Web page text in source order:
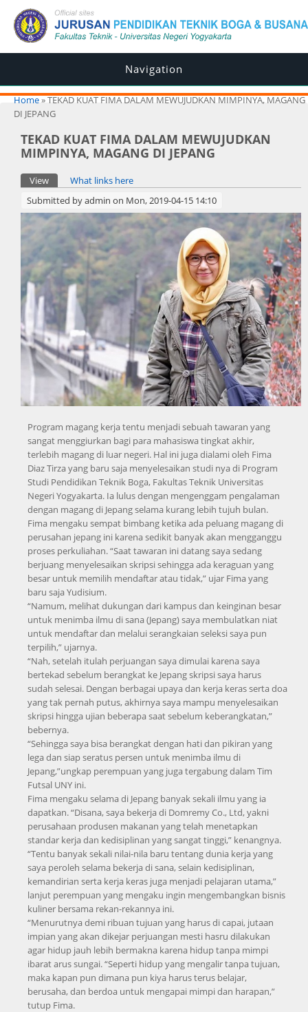
Navigation
You are here
Home» TEKAD KUAT FIMA DALAM MEWUJUDKAN MIMPINYA, MAGANG
DI JEPANG
TEKAD KUAT FIMA DALAM MEWUJUDKAN
MIMPINYA, MAGANG DI JEPANG
Primary tabs
View (active tab)
What links here
Submitted byadmin on Mon, 2019-04-15 14:10
Program magang kerja tentu menjadi sebuah tawaran yang
sangat menggiurkan bagi para mahasiswa tingkat akhir,
terlebih magang di luar negeri. Hal ini juga dialami oleh Fima
Diaz Tirza yang baru saja menyelesaikan studi nya di Program
Studi Pendidikan Teknik Boga, Fakultas Teknik Universitas
Negeri Yogyakarta. Ia lulus dengan mengenggam pengalaman
dengan magang di Jepang selama kurang lebih tujuh bulan.
Fima mengaku sempat bimbang ketika ada peluang magang di
perusahan jepang ini karena sedikit banyak akan mengganggu
proses perkuliahan. “Saat tawaran ini datang saya sedang
berjuang menyelesaikan skripsi sehingga ada keraguan yang
besar untuk memilih mendaftar atau tidak,” ujar Fima yang
baru saja Yudisium.
“Namum, melihat dukungan dari kampus dan keinginan besar
untuk menimba ilmu di sana (Jepang) saya membulatkan niat
untuk mendaftar dan melalui serangkaian seleksi saya pun
terpilih,” ujarnya.
“Nah, setelah itulah perjuangan saya dimulai karena saya
bertekad sebelum berangkat ke Jepang skripsi saya harus
sudah selesai. Dengan berbagai upaya dan kerja keras serta doa
yang tak pernah putus, akhirnya saya mampu menyelesaikan
skripsi hingga ujian beberapa saat sebelum keberangkatan,”
bebernya.
“Sehingga saya bisa berangkat dengan hati dan pikiran yang
lega dan siap seratus persen untuk menimba ilmu di
Jepang,”ungkap perempuan yang juga tergabung dalam Tim
Futsal UNY ini.
Fima mengaku selama di Jepang banyak sekali ilmu yang ia
dapatkan. “Disana, saya bekerja di Domremy Co., Ltd, yakni
perusahaan produsen makanan yang telah menetapkan
standar kerja dan kedisiplinan yang sangat tinggi,” kenangnya.
“Tentu banyak sekali nilai-nila baru tentang dunia kerja yang
saya peroleh selama bekerja di sana, selain kedisiplinan,
kemandirian serta kerja keras juga menjadi pelajaran utama,”
lanjut perempuan yang mengaku ingin mengembangkan bisnis
kuliner bersama rekan-rekannya ini.
“Menurutnya demi ribuan tujuan yang harus di capai, jutaan
impian yang akan dikejar perjuangan mesti hasru dilakukan
agar hidup jauh lebih bermakna karena hidup tanpa mimpi
ibarat arus sungai. “Seperti hidup yang mengalir tanpa tujuan,
maka kapan pun dimana pun kiya harus terus belajar,
berusaha, dan berdoa untuk mengapai mimpi dan harapan,”
tutup Fima.